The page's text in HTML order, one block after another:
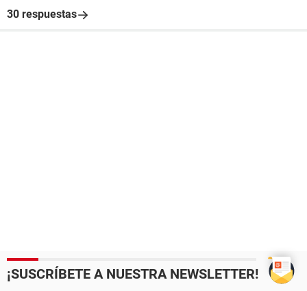
30 respuestas
¡SUSCRÍBETE A NUESTRA NEWSLETTER!